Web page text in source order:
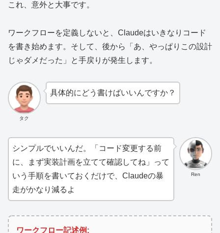
これ、意外と大事です。
ワークフローを定義しないと、Claudeはいきなりコード
を書き始めます。そして、後から「あ、やっぱりこの設計
じゃダメだった」と手戻りが発生します。
タク
具体的にどう書けばいいんですか？
Ren
シンプルでいいんだ。「コード変更する前
に、まず実装計画を立てて確認してね」って
いう手順を書いておくだけで、Claudeの暴
走がかなり減るよ
ワークフロー記述例: